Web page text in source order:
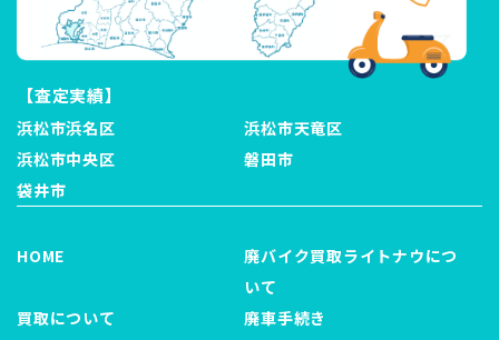
【査定実績】
浜松市浜名区
浜松市天竜区
浜松市中央区
磐田市
袋井市
HOME
廃バイク買取ライトナウにつ
いて
買取について
廃車手続き